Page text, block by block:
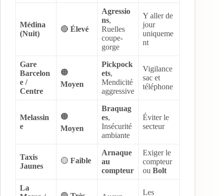
Médina
(Nuit)
🔴 Élevé
Agressio
ns,
Ruelles
coupe-
gorge
Y aller de
jour
uniqueme
nt
Gare
Barcelon
e /
Centre
🟠
Moyen
Pickpock
ets,
Mendicité
aggressive
Vigilance
sac et
téléphone
Melassin
e
🟠
Moyen
Braquag
es,
Insécurité
ambiante
Éviter le
secteur
Taxis
Jaunes
🟡 Faible
Arnaque
au
compteur
Exiger le
compteur
ou Bolt
La
Les